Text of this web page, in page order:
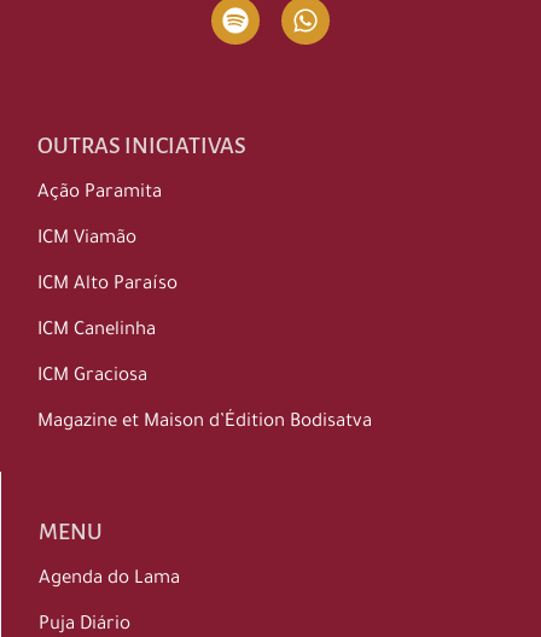
OUTRAS INICIATIVAS
Ação Paramita
ICM Viamão
ICM Alto Paraíso
ICM Canelinha
ICM Graciosa
Magazine et Maison d’Édition Bodisatva
MENU
Agenda do Lama
Puja Diário